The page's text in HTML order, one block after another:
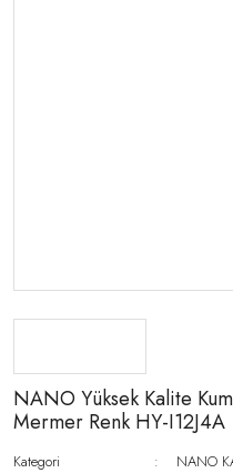
NANO Yüksek Kalite
Mermer Renk HY-I12J4A
Kategori
NANO